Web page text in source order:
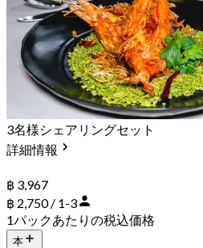
3名様シェアリングセット
詳細情報
฿ 3,967
฿ 2,750 / 1-3
1パックあたりの税込価格
本